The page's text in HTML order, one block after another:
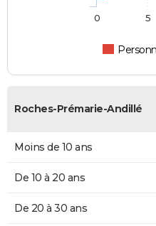
0 5
Roches-Prémarie-Andillé
Moins de 10 ans
De 10 à 20 ans
De 20 à 30 ans